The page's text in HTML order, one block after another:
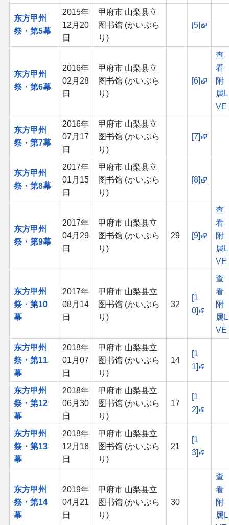
东方甲州
祭・第5幕
2015年
12月20
日
甲府市 山梨县立
图书馆 (かいぶら
り)
[5]
东方甲州
祭・第6幕
2016年
02月28
日
甲府市 山梨县立
图书馆 (かいぶら
り)
[6]
查
看
附
属
VE
东方甲州
祭・第7幕
2016年
07月17
日
甲府市 山梨县立
图书馆 (かいぶら
り)
[7]
东方甲州
祭・第8幕
2017年
01月15
日
甲府市 山梨县立
图书馆 (かいぶら
り)
[8]
东方甲州
祭・第9幕
2017年
04月29
日
甲府市 山梨县立
图书馆 (かいぶら
り)
29 [9]
查
看
附
属
VE
东方甲州
祭・第10
幕
2017年
08月14
日
甲府市 山梨县立
图书馆 (かいぶら
り)
32
[1
0]
查
看
附
属
VE
东方甲州
祭・第11
幕
2018年
01月07
日
甲府市 山梨县立
图书馆 (かいぶら
り)
14
[1
1]
东方甲州
祭・第12
幕
2018年
06月30
日
甲府市 山梨县立
图书馆 (かいぶら
り)
17
[1
2]
东方甲州
祭・第13
幕
2018年
12月16
日
甲府市 山梨县立
图书馆 (かいぶら
り)
21
[1
3]
东方甲州
祭・第14
幕
2019年
04月21
日
甲府市 山梨县立
图书馆 (かいぶら
り)
30
查
看
附
属